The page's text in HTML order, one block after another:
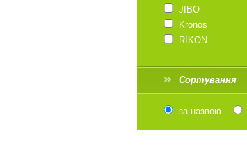
JIBO
Kronos
RIKON
Сортування
за назвою